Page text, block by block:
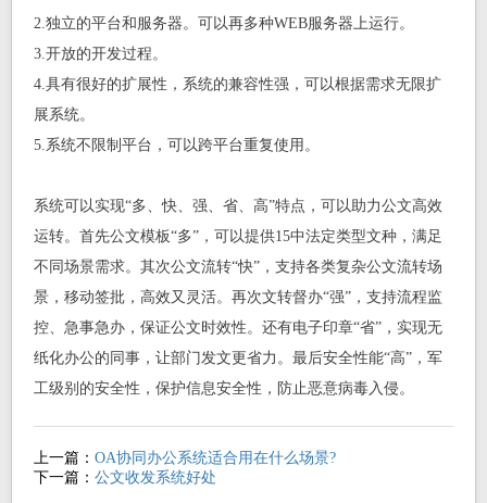
2.独立的平台和服务器。可以再多种WEB服务器上运行。
3.开放的开发过程。
4.具有很好的扩展性，系统的兼容性强，可以根据需求无限扩
展系统。
5.系统不限制平台，可以跨平台重复使用。
系统可以实现“多、快、强、省、高”特点，可以助力公文高效
运转。首先公文模板“多”，可以提供15中法定类型文种，满足
不同场景需求。其次公文流转“快”，支持各类复杂公文流转场
景，移动签批，高效又灵活。再次文转督办“强”，支持流程监
控、急事急办，保证公文时效性。还有电子印章“省”，实现无
纸化办公的同事，让部门发文更省力。最后安全性能“高”，军
工级别的安全性，保护信息安全性，防止恶意病毒入侵。
上一篇： OA协同办公系统适合用在什么场景?
下一篇： 公文收发系统好处